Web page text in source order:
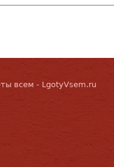
всем - LgotyVsem.ru